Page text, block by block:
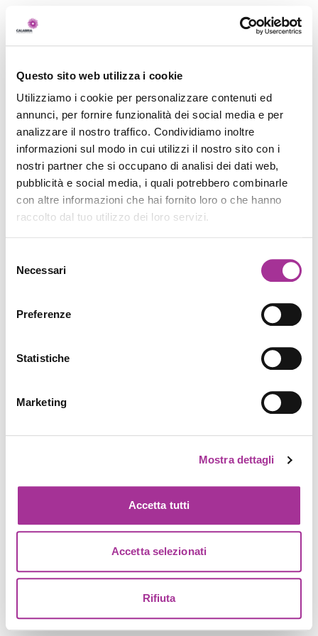
Questo sito web utilizza i cookie
Utilizziamo i cookie per personalizzare contenuti ed
annunci, per fornire funzionalità dei social media e per
analizzare il nostro traffico. Condividiamo inoltre
informazioni sul modo in cui utilizzi il nostro sito con i
nostri partner che si occupano di analisi dei dati web,
pubblicità e social media, i quali potrebbero combinarle
con altre informazioni che hai fornito loro o che hanno
raccolto dal tuo utilizzo dei loro servizi.
delNecessari
Preferenze
Statistiche
Marketing
Mostra dettagli
Accetta tutti
Accetta selezionati
Rifiuta